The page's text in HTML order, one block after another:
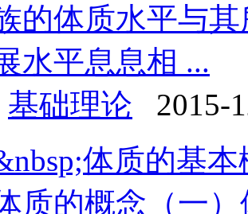
的体质水平与
水平息息相 ...
基础理论
2015-
体质的基本
质的概念（一